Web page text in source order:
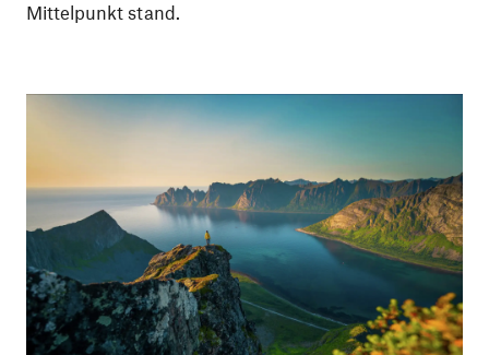
Mittelpunkt stand.